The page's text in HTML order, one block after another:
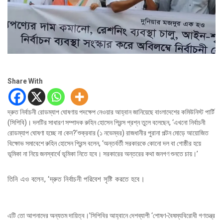
Share With
দ্রুত নির্বাচনী রোডম্যাপ ঘোষণায় পদক্ষেপ নেওয়ার আহ্বান জানিয়েছে বাংলাদেশের কমিউনিস্ট পার্টি
(সিপিবি)। দলটির সাধারণ সম্পাদক রুহিন হোসেন প্রিন্স প্রশ্ন তুলে বলেছেন, ‘এখনো নির্বাচনী
রোডম্যাপ ঘোষণা হচ্ছে না কেন?’শুক্রবার (১ নভেম্বর) রাজধানীর পুরানা পল্টন মোড়ে আয়োজিত
বিক্ষোভ সমাবেশে রুহিন হোসেন প্রিন্স বলেন, ‘অন্তর্বর্তী সরকারকে কোনো দল বা গোষ্ঠীর হয়ে
ভূমিকা না নিয়ে জনস্বার্থে ভূমিকা নিতে হবে। সরকারের অন্তরের কথা জনগণ শুনতে চায়।’
তিনি এও বলেন, ‘দ্রুত নির্বাচনী পরিবেশ সৃষ্টি করতে হবে।
এটি তো আপনাদের অন্যতম দায়িত্ব।’সিপিবির আহ্বানে দেশব্যাপী ‘শোষণ-বৈষম্যবিরোধী গণতন্ত্র